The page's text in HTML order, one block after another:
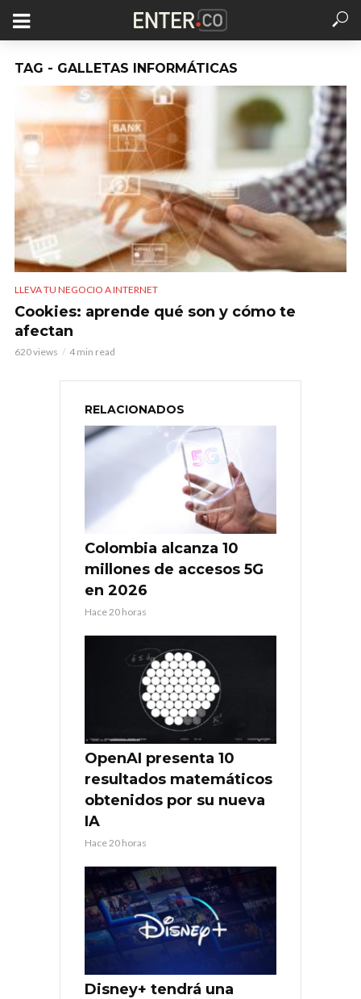
TAG - GALLETAS INFORMÁTICAS
LLEVA TU NEGOCIO A INTERNET
Cookies: aprende qué son y cómo te
afectan
620 views 4 min read
RELACIONADOS
Colombia alcanza 10
millones de accesos 5G
en 2026
Hace 20 horas
OpenAI presenta 10
resultados matemáticos
obtenidos por su nueva
IA
Hace 20 horas
Disney+ tendrá una